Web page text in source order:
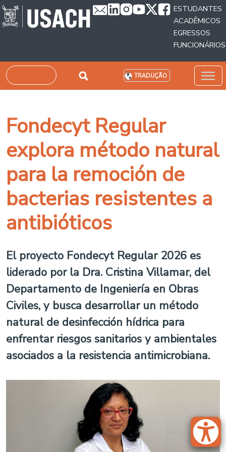
Passar para o conteúdo principal
ESTUDANTES
ACADÊMICOS
EGRESSOS
FUNCIONÁRIOS
Pesquisar TRADUÇÃO
Fondecyt Regular
explora método natural
para la remoción de
bacterias resistentes a
antibióticos
El proyecto Fondecyt Regular 2026 es
liderado por la Dra. Cristina Villamar, del
Departamento de Ingeniería en Obras
Civiles, y busca desarrollar un método
natural de desinfección hídrica para
enfrentar riesgos sanitarios y ambientales
asociados a la resistencia antimicrobiana.